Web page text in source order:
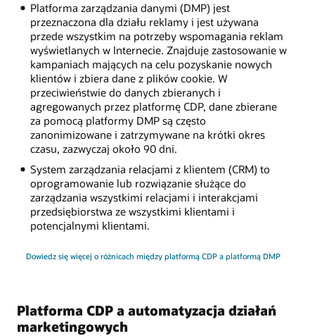
Platforma zarządzania danymi (DMP) jest
przeznaczona dla działu reklamy i jest używana
przede wszystkim na potrzeby wspomagania reklam
wyświetlanych w Internecie. Znajduje zastosowanie w
kampaniach mających na celu pozyskanie nowych
klientów i zbiera dane z plików cookie. W
przeciwieństwie do danych zbieranych i
agregowanych przez platformę CDP, dane zbierane
za pomocą platformy DMP są często
zanonimizowane i zatrzymywane na krótki okres
czasu, zazwyczaj około 90 dni.
System zarządzania relacjami z klientem (CRM) to
oprogramowanie lub rozwiązanie służące do
zarządzania wszystkimi relacjami i interakcjami
przedsiębiorstwa ze wszystkimi klientami i
potencjalnymi klientami.
Dowiedz się więcej o różnicach między platformą CDP a platformą DMP
Platforma CDP a automatyzacja działań
marketingowych